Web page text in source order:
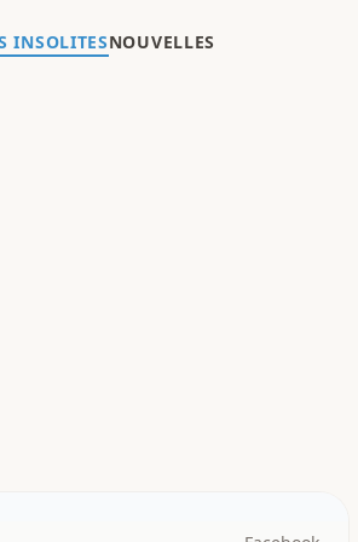
INSOLITESNOUVELLES